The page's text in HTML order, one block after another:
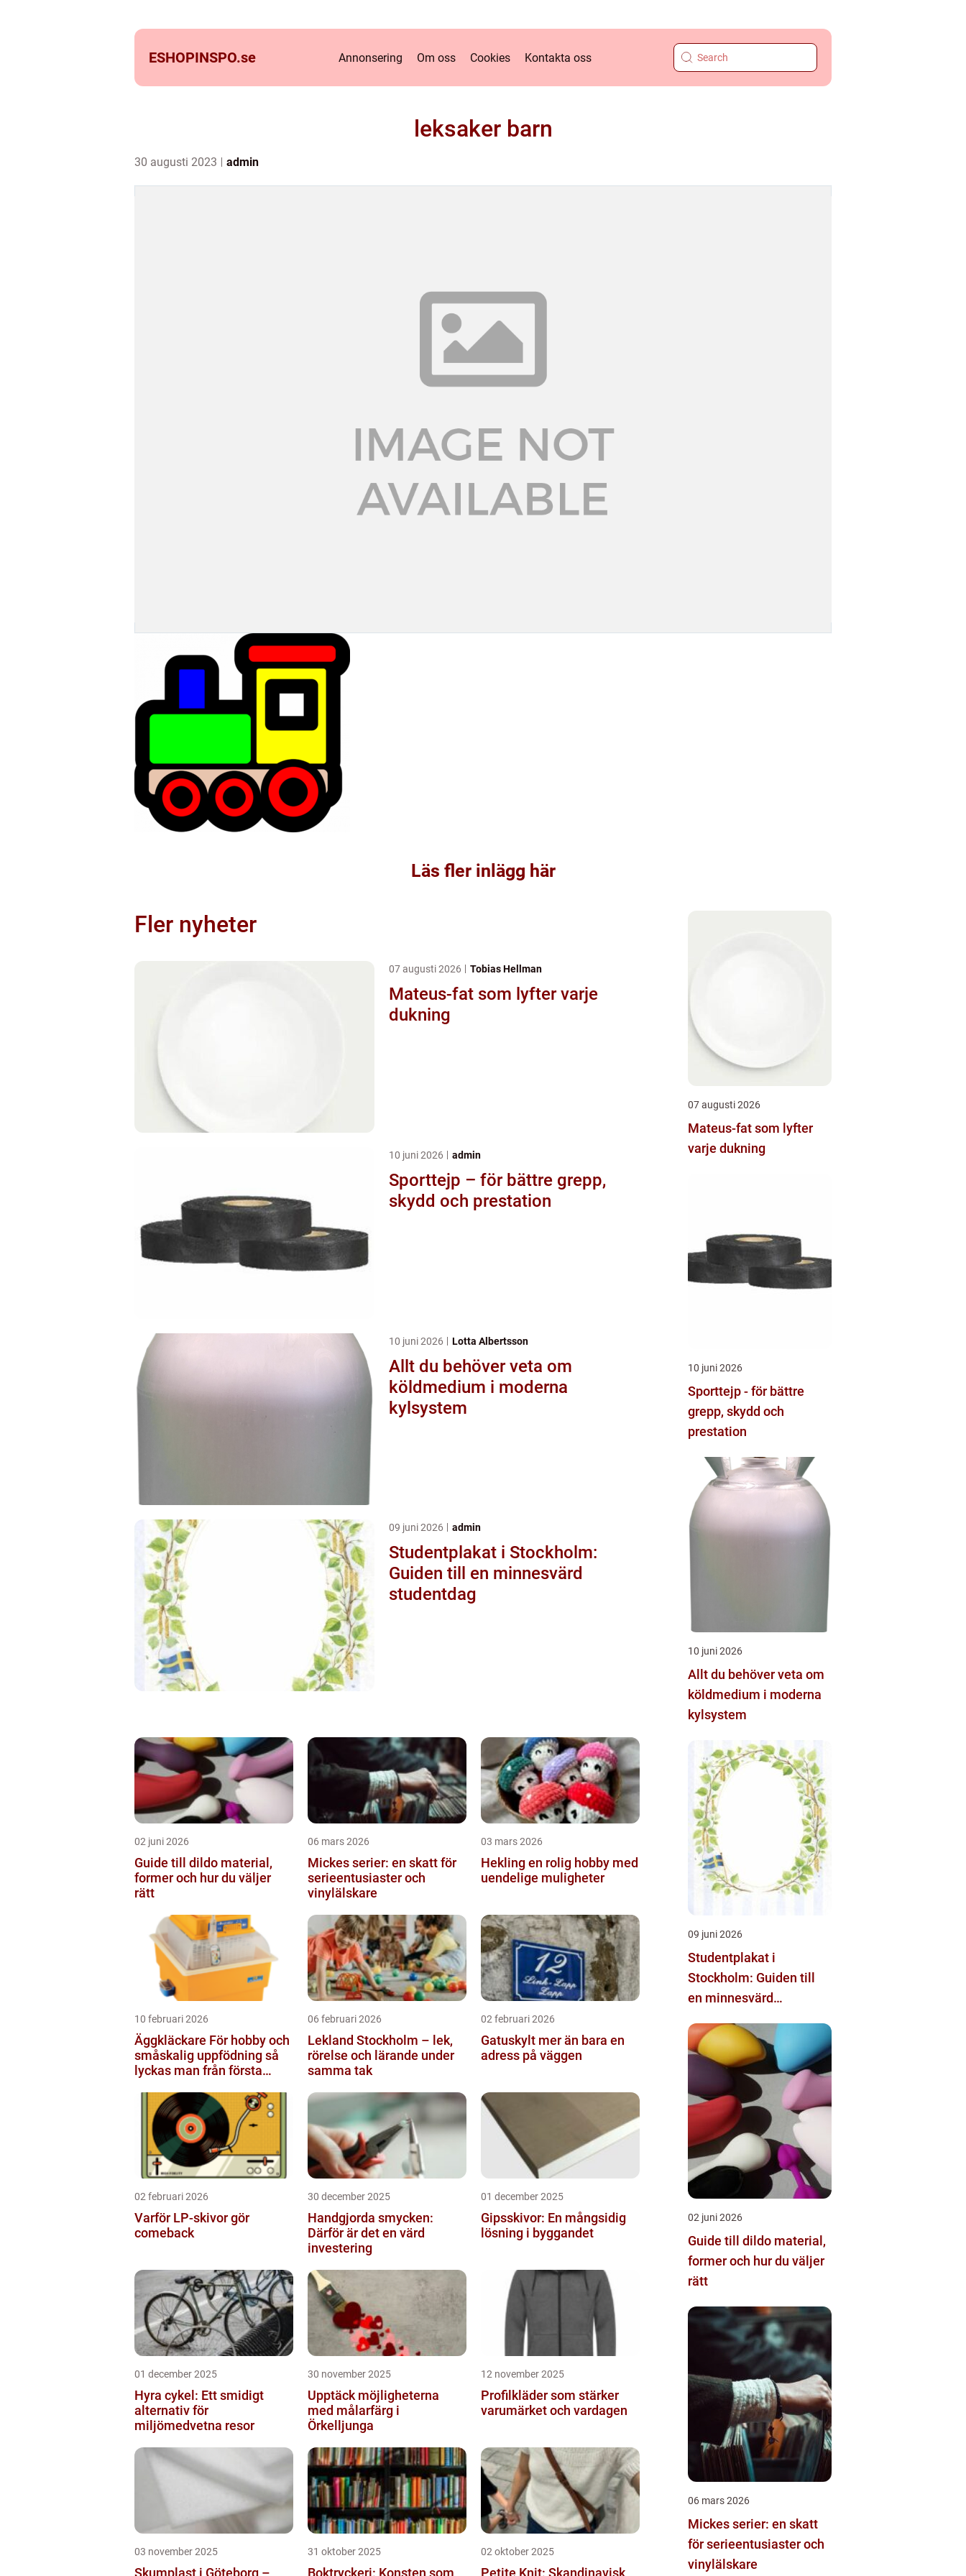
ESHOPINSPO.se Annonsering Om oss Cookies Kontakta oss
leksaker barn
30 augusti 2023 admin
Läs fler inlägg här
Fler nyheter
07 augusti 2026 Tobias Hellman
Mateus-fat som lyfter varje
dukning
10 juni 2026 admin
Sporttejp – för bättre grepp,
skydd och prestation
10 juni 2026 Lotta Albertsson
Allt du behöver veta om
köldmedium i moderna
kylsystem
09 juni 2026 admin
Studentplakat i Stockholm:
Guiden till en minnesvärd
studentdag
02 juni 2026
Guide till dildo material,
former och hur du väljer
rätt
06 mars 2026
Mickes serier: en skatt för
serieentusiaster och
vinylälskare
03 mars 2026
Hekling en rolig hobby med
uendelige muligheter
10 februari 2026
Äggkläckare För hobby och
småskalig uppfödning så
lyckas man från första
06 februari 2026
Lekland Stockholm – lek,
rörelse och lärande under
samma tak
02 februari 2026
Gatuskylt mer än bara en
adress på väggen
02 februari 2026
Varför LP-skivor gör
comeback
30 december 2025
Handgjorda smycken:
Därför är det en värd
investering
01 december 2025
Gipsskivor: En mångsidig
lösning i byggandet
01 december 2025
Hyra cykel: Ett smidigt
alternativ för
miljömedvetna resor
30 november 2025
Upptäck möjligheterna
med målarfärg i
Örkelljunga
12 november 2025
Profilkläder som stärker
varumärket och vardagen
03 november 2025
Skumplast i Göteborg –
31 oktober 2025
Boktryckeri: Konsten som
02 oktober 2025
Petite Knit: Skandinavisk
07 augusti 2026
Mateus-fat som lyfter
varje dukning
10 juni 2026
Sporttejp - för bättre
grepp, skydd och
prestation
10 juni 2026
Allt du behöver veta om
köldmedium i moderna
kylsystem
09 juni 2026
Studentplakat i
Stockholm: Guiden till
en minnesvärd
02 juni 2026
Guide till dildo material,
former och hur du väljer
rätt
06 mars 2026
Mickes serier: en skatt
för serieentusiaster och
vinylälskare